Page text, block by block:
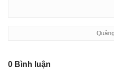
0 Bình luận